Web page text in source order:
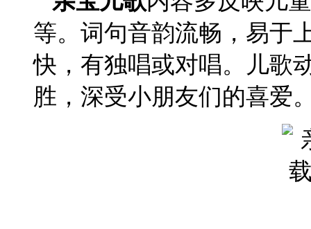
等。词句音韵流畅，易于
快，有独唱或对唱。儿歌
胜，深受小朋友们的喜爱